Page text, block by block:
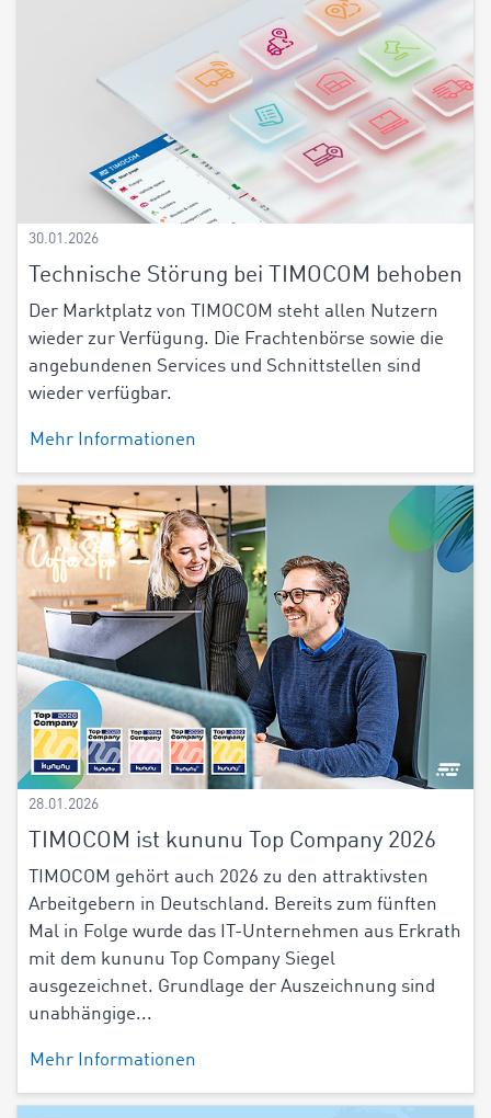
30.01.2026
Technische Störung bei TIMOCOM behoben
Der Marktplatz von TIMOCOM steht allen Nutzern
wieder zur Verfügung. Die Frachtenbörse sowie die
angebundenen Services und Schnittstellen sind
wieder verfügbar.
Mehr Informationen
28.01.2026
TIMOCOM ist kununu Top Company 2026
TIMOCOM gehört auch 2026 zu den attraktivsten
Arbeitgebern in Deutschland. Bereits zum fünften
Mal in Folge wurde das IT-Unternehmen aus Erkrath
mit dem kununu Top Company Siegel
ausgezeichnet. Grundlage der Auszeichnung sind
unabhängige...
Mehr Informationen